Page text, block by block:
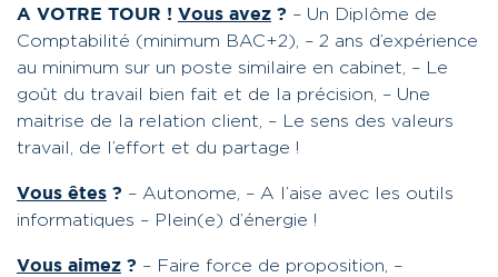
A VOTRE TOUR ! Vous avez ? – Un Diplôme de
Comptabilité (minimum BAC+2), – 2 ans d’expérience
au minimum sur un poste similaire en cabinet, – Le
goût du travail bien fait et de la précision, – Une
maitrise de la relation client, – Le sens des valeurs
travail, de l’effort et du partage !
Vous êtes ? – Autonome, – A l’aise avec les outils
informatiques – Plein(e) d’énergie !
Vous aimez ? – Faire force de proposition, –